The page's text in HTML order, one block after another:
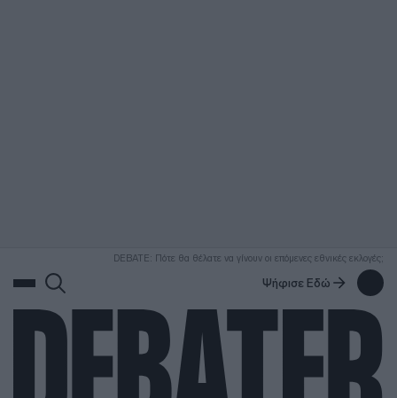
DEBATE: Πότε θα θέλατε να γίνουν οι επόμενες εθνικές εκλογές;
Ψήφισε Εδώ